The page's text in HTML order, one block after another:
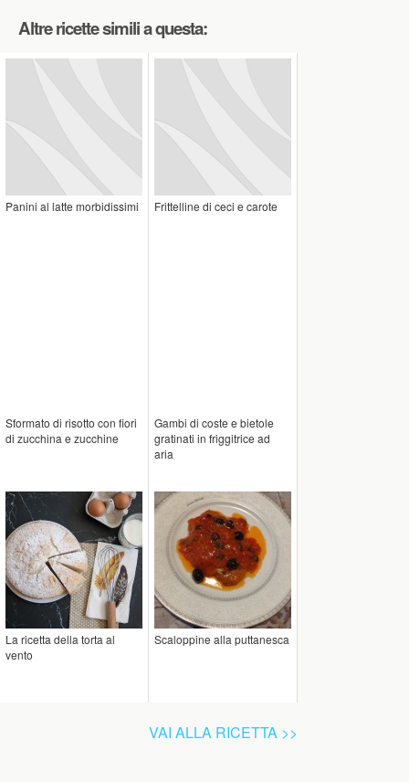
Altre ricette simili a questa:
Panini al latte morbidissimi Frittelline di ceci e carote
Sformato di risotto con fiori
di zucchina e zucchine
Gambi di coste e bietole
gratinati in friggitrice ad
aria
La ricetta della torta al
vento
Scaloppine alla puttanesca
VAI ALLA RICETTA >>